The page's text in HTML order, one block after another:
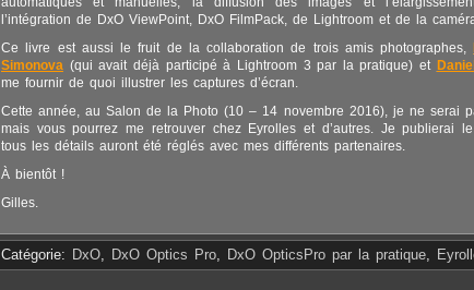
l’intégration de DxO ViewPoint, DxO FilmPack, de Lightroom et de la
Ce livre est aussi le fruit de la collaboration de trois amis photographes,
Simonova (qui avait déjà participé à Lightroom 3 par la pratique) et
me fournir de quoi illustrer les captures d’écran.
Cette année, au Salon de la Photo (10 – 14 novembre 2016), je ne serai
mais vous pourrez me retrouver chez Eyrolles et d’autres. Je publierai
tous les détails auront été réglés avec mes différents partenaires.
À bientôt !
Gilles.
Catégorie: DxO, DxO Optics Pro, DxO OpticsPro par la pratique,